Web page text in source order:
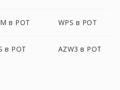
в POT WPS в POT
в POT AZW3 в POT